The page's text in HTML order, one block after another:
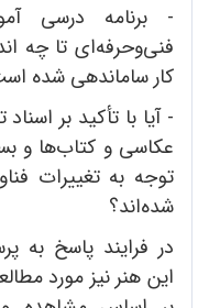
- برنامه درسی
فنی‌وحرفه‌ای تا چه
کار ساماندهی شده
- آیا با تأکید بر
عکاسی و کتاب‌ها و
توجه به تغییرات
شده‌اند؟
در فرایند پاسخ به
این هنر نیز مورد